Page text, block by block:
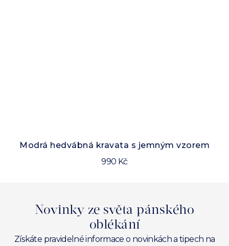
Modrá hedvábná kravata s jemným vzorem
990 Kč
Novinky ze světa pánského
oblékání
Získáte pravidelné informace o novinkách a tipech na